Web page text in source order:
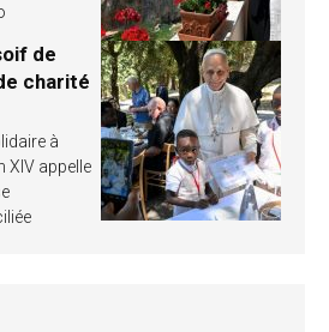
de
charité
à
XIV appelle